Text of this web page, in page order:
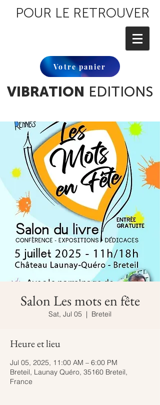
POUR LE RETROUVER
Votre panier
VIBRATION EDITIONS
Salon Les mots en fête
Sat, Jul 05
  |
Breteil
Heure et lieu
Jul 05, 2025, 11:00 AM – 6:00 PM
Breteil, Launay Quéro, 35160 Breteil,
France